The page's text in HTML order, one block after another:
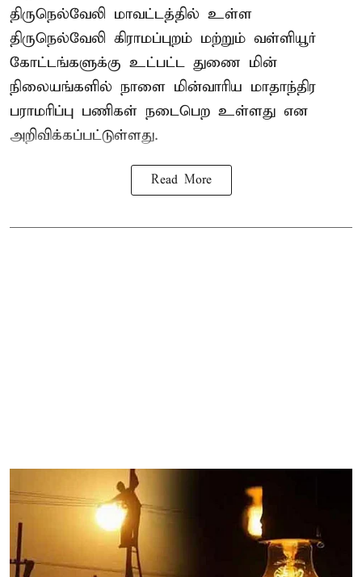
திருநெல்வேலி மாவட்டத்தில் உள்ள
திருநெல்வேலி கிராமப்புறம் மற்றும் வள்ளியூர்
கோட்டங்களுக்கு உட்பட்ட துணை மின்
நிலையங்களில் நாளை மின்வாரிய மாதாந்திர
பராமரிப்பு பணிகள் நடைபெற உள்ளது என
அறிவிக்கப்பட்டுள்ளது.
Read More